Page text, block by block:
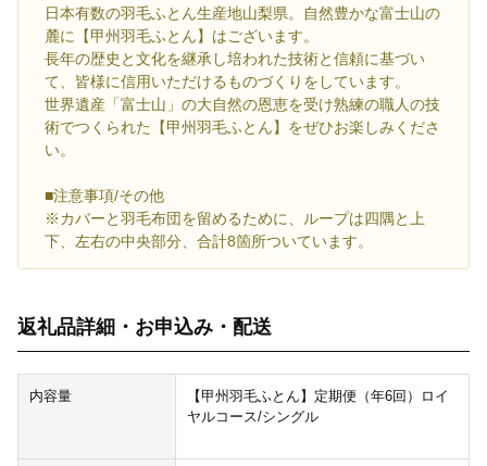
日本有数の羽毛ふとん生産地山梨県。自然豊かな富士山の
麓に【甲州羽毛ふとん】はございます。
長年の歴史と文化を継承し培われた技術と信頼に基づい
て、皆様に信用いただけるものづくりをしています。
世界遺産「富士山」の大自然の恩恵を受け熟練の職人の技
術でつくられた【甲州羽毛ふとん】をぜひお楽しみくださ
い。
■注意事項/その他
※カバーと羽毛布団を留めるために、ループは四隅と上
下、左右の中央部分、合計8箇所ついています。
返礼品詳細・お申込み・配送
内容量
【甲州羽毛ふとん】定期便（年6回）ロイ
ヤルコース/シングル